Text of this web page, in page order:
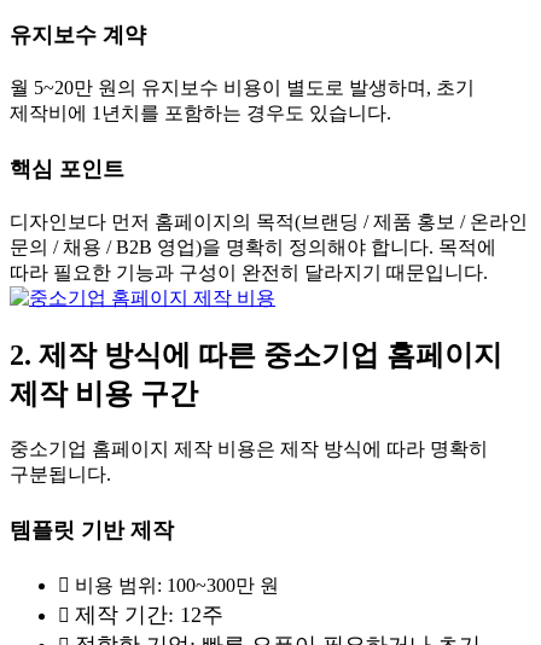
유지보수 계약
월 5~20만 원의 유지보수 비용이 별도로 발생하며, 초기
제작비에 1년치를 포함하는 경우도 있습니다.
핵심 포인트
디자인보다 먼저 홈페이지의 목적(브랜딩 / 제품 홍보 / 온라인
문의 / 채용 / B2B 영업)을 명확히 정의해야 합니다. 목적에
따라 필요한 기능과 구성이 완전히 달라지기 때문입니다.
2. 제작 방식에 따른 중소기업 홈페이지
제작 비용 구간
중소기업 홈페이지 제작 비용은 제작 방식에 따라 명확히
구분됩니다.
템플릿 기반 제작
비용 범위: 100~300만 원
제작 기간: 12주